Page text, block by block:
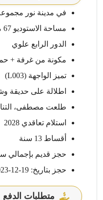
في مدينة نور مجموعة
مساحة الاستوديو 67 متر من النموذج (E)
الدور الرابع علوي
مكونة من غرفة +
تميز الواجهة (L003)
اطلالة على حديقة
طلعت مصطفى،
استلام تعاقدي 2028
أقساط 13 سنة
حجز قديم بإجمالي
حجز بتاريخ: 19-12-2023
متطلبات الدفع